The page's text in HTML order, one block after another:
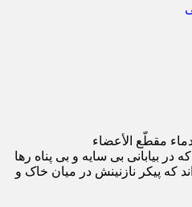
در بیابانی بی‌ سایه و بی‌‌ پناه رها
که پیکر نازنینش در میان خاک و